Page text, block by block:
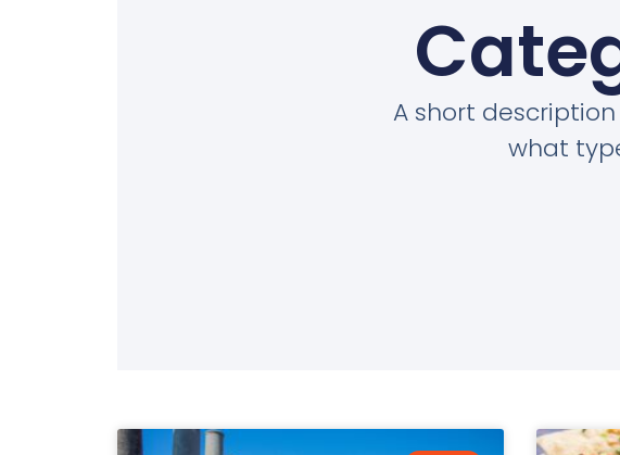
A short
what